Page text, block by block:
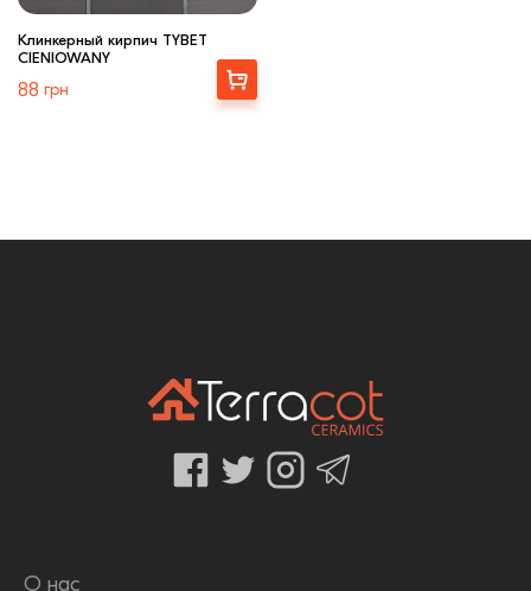
Клинкерный кирпич TYBET
CIENIOWANY
88 грн
Выбрать
О нас